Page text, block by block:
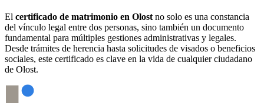
El certificado de matrimonio en Olost no solo es una constancia
del vínculo legal entre dos personas, sino también un documento
fundamental para múltiples gestiones administrativas y legales.
Desde trámites de herencia hasta solicitudes de visados o beneficios
sociales, este certificado es clave en la vida de cualquier ciudadano
de Olost.